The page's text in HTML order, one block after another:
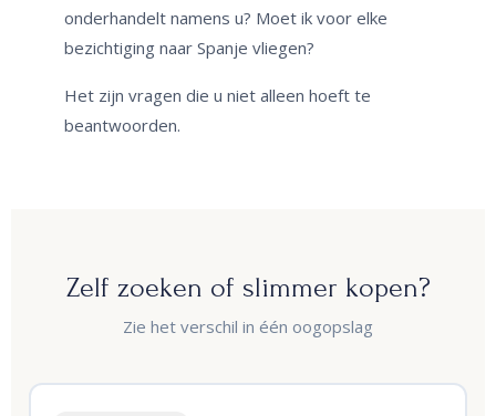
onderhandelt namens u? Moet ik voor elke
bezichtiging naar Spanje vliegen?
Het zijn vragen die u niet alleen hoeft te
beantwoorden.
Zelf zoeken of slimmer kopen?
Zie het verschil in één oogopslag